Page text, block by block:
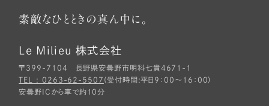
Le Milieu 株式会社
〒399-7104 長野県安曇野市明科七貴4671-1
TEL : 0263-62-5507 (受付時間:平日9：00～16：00)
安曇野ICから車で約10分
素敵なひとときの真ん中に。